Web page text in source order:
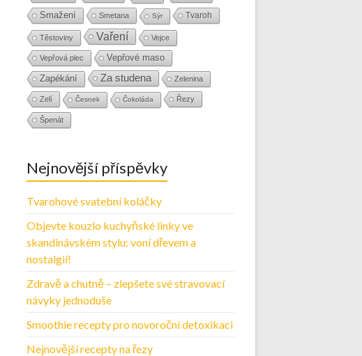
Smažení
Smetana Sýr Tvaroh
Těstoviny Vaření Vejce
Vepřová plec
Vepřové maso
Zapékání
Za studena Zelenina
Zelí Česnek Čokoláda Řezy
Špenát
Nejnovější příspěvky
Tvarohové svatební koláčky
Objevte kouzlo kuchyňské linky ve
skandinávském stylu: voní dřevem a
nostalgií!
Zdravě a chutně – zlepšete své stravovací
návyky jednoduše
Smoothie recepty pro novoroční detoxikaci
Nejnovější recepty na řezy